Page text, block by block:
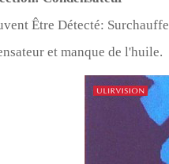
Être Détecté:
et manque de l'huile.